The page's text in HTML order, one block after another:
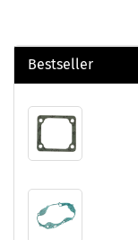
Bestseller